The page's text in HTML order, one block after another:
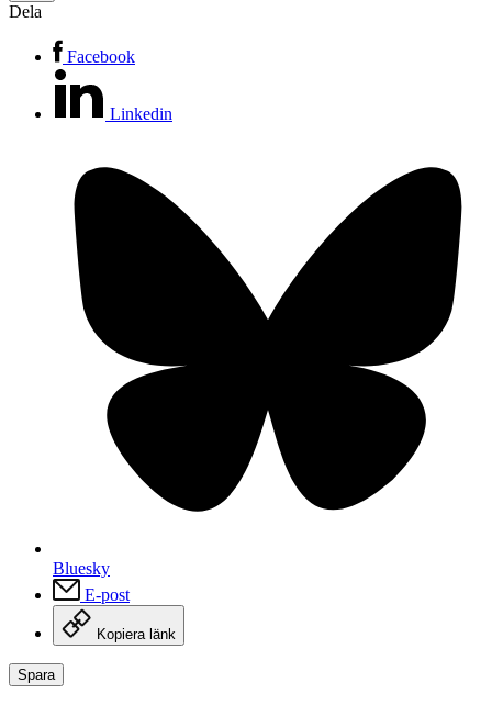
Dela
Facebook
Linkedin
Bluesky
E-post
Kopiera länk
Spara